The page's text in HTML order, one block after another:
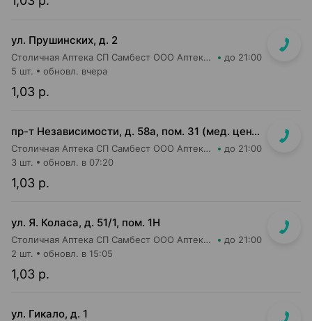
ул. Прушинских, д. 2
Столичная Аптека СП Самбест ООО Аптека №17 до 21:00
1,03 р.
5 шт. обновл. вчера
пр-т Независимости, д. 58а, пом. 31 (мед. центр ЛОДЭ)
Столичная Аптека СП Самбест ООО Аптека №19 до 21:00
1,03 р.
3 шт. обновл. в 07:20
ул. Я. Коласа, д. 51/1, пом. 1Н
Столичная Аптека СП Самбест ООО Аптека №1 до 21:00
1,03 р.
2 шт. обновл. в 15:05
ул. Гикало, д. 1